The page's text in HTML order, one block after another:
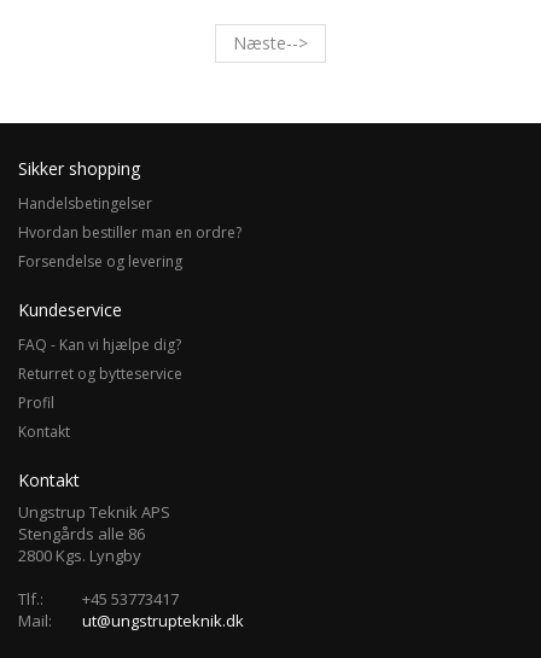
Næste-->
Sikker shopping
Handelsbetingelser
Hvordan bestiller man en ordre?
Forsendelse og levering
Kundeservice
FAQ - Kan vi hjælpe dig?
Returret og bytteservice
Profil
Kontakt
Kontakt
Ungstrup Teknik APS
Stengårds alle 86
2800 Kgs. Lyngby
Tlf.:
+45 53773417
Mail:
ut@ungstrupteknik.dk